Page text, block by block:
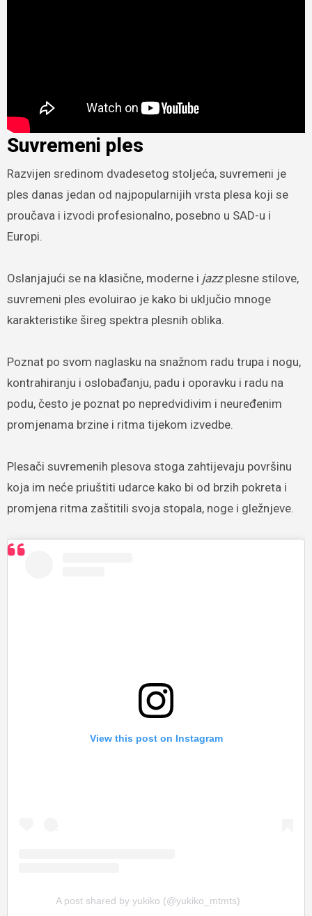
Suvremeni ples
Razvijen sredinom dvadesetog stoljeća, suvremeni je
ples danas jedan od najpopularnijih vrsta plesa koji se
proučava i izvodi profesionalno, posebno u SAD-u i
Europi.
Oslanjajući se na klasične, moderne i jazzplesne stilove,
suvremeni ples evoluirao je kako bi uključio mnoge
karakteristike šireg spektra plesnih oblika.
Poznat po svom naglasku na snažnom radu trupa i nogu,
kontrahiranju i oslobađanju, padu i oporavku i radu na
podu, često je poznat po nepredvidivim i neuređenim
promjenama brzine i ritma tijekom izvedbe.
Plesači suvremenih plesova stoga zahtijevaju površinu
koja im neće priuštiti udarce kako bi od brzih pokreta i
promjena ritma zaštitili svoja stopala, noge i gležnjeve.
View this post on Instagram
A post shared by yukiko (@yukiko_mtmts)